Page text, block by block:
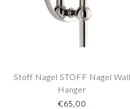
Stoff Nagel STOFF Nagel Wall
Hanger
€65,00